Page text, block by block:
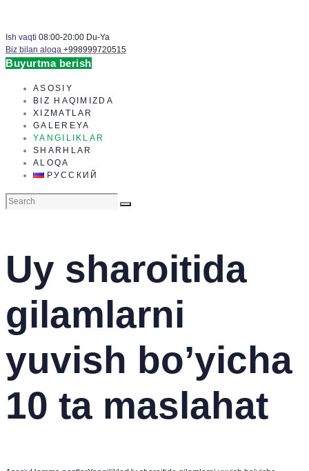
Ish vaqti 08:00-20:00 Du-Ya
Biz bilan aloqa +998999720515
Buyurtma berish
ASOSIY
BIZ HAQIMIZDA
XIZMATLAR
GALEREYA
YANGILIKLAR
SHARHLAR
ALOQA
РУССКИЙ
Uy sharoitida
gilamlarni
yuvish bo’yicha
10 ta maslahat